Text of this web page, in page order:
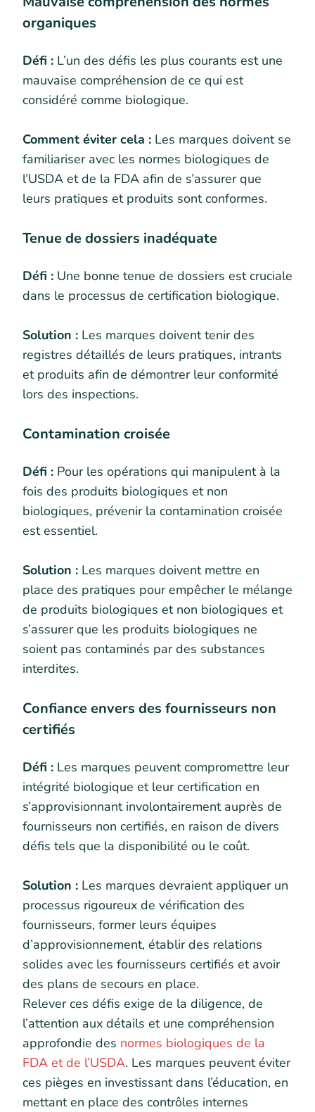
organiques
Défi : L’un des défis les plus courants est une
mauvaise compréhension de ce qui est
considéré comme biologique.
Comment éviter cela : Les marques doivent se
familiariser avec les normes biologiques de
l’USDA et de la FDA afin de s’assurer que
leurs pratiques et produits sont conformes.
Tenue de dossiers inadéquate
Défi : Une bonne tenue de dossiers est cruciale
dans le processus de certification biologique.
Solution : Les marques doivent tenir des
registres détaillés de leurs pratiques, intrants
et produits afin de démontrer leur conformité
lors des inspections.
Contamination croisée
Défi : Pour les opérations qui manipulent à la
fois des produits biologiques et non
biologiques, prévenir la contamination croisée
est essentiel.
Solution : Les marques doivent mettre en
place des pratiques pour empêcher le mélange
de produits biologiques et non biologiques et
s’assurer que les produits biologiques ne
soient pas contaminés par des substances
interdites.
Confiance envers des fournisseurs non
certifiés
Défi : Les marques peuvent compromettre leur
intégrité biologique et leur certification en
s’approvisionnant involontairement auprès de
fournisseurs non certifiés, en raison de divers
défis tels que la disponibilité ou le coût.
Solution : Les marques devraient appliquer un
processus rigoureux de vérification des
fournisseurs, former leurs équipes
d’approvisionnement, établir des relations
solides avec les fournisseurs certifiés et avoir
des plans de secours en place.
Relever ces défis exige de la diligence, de
l’attention aux détails et une compréhension
approfondie des normes biologiques de la
FDA et de l’USDA. Les marques peuvent éviter
ces pièges en investissant dans l’éducation, en
mettant en place des contrôles internes